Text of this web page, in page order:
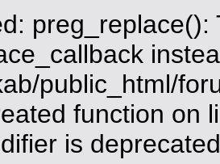
public_html/
function on
is